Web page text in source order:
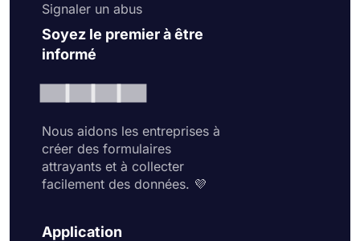
Signaler un abus
Soyez le premier à être
informé
Nous aidons les entreprises à
créer des formulaires
attrayants et à collecter
facilement des données. 💜
Application